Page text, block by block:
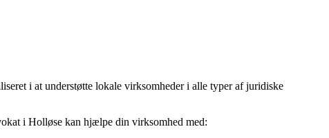
i at understøtte lokale virksomheder i alle typer af juridiske
i Holløse kan hjælpe din virksomhed med: